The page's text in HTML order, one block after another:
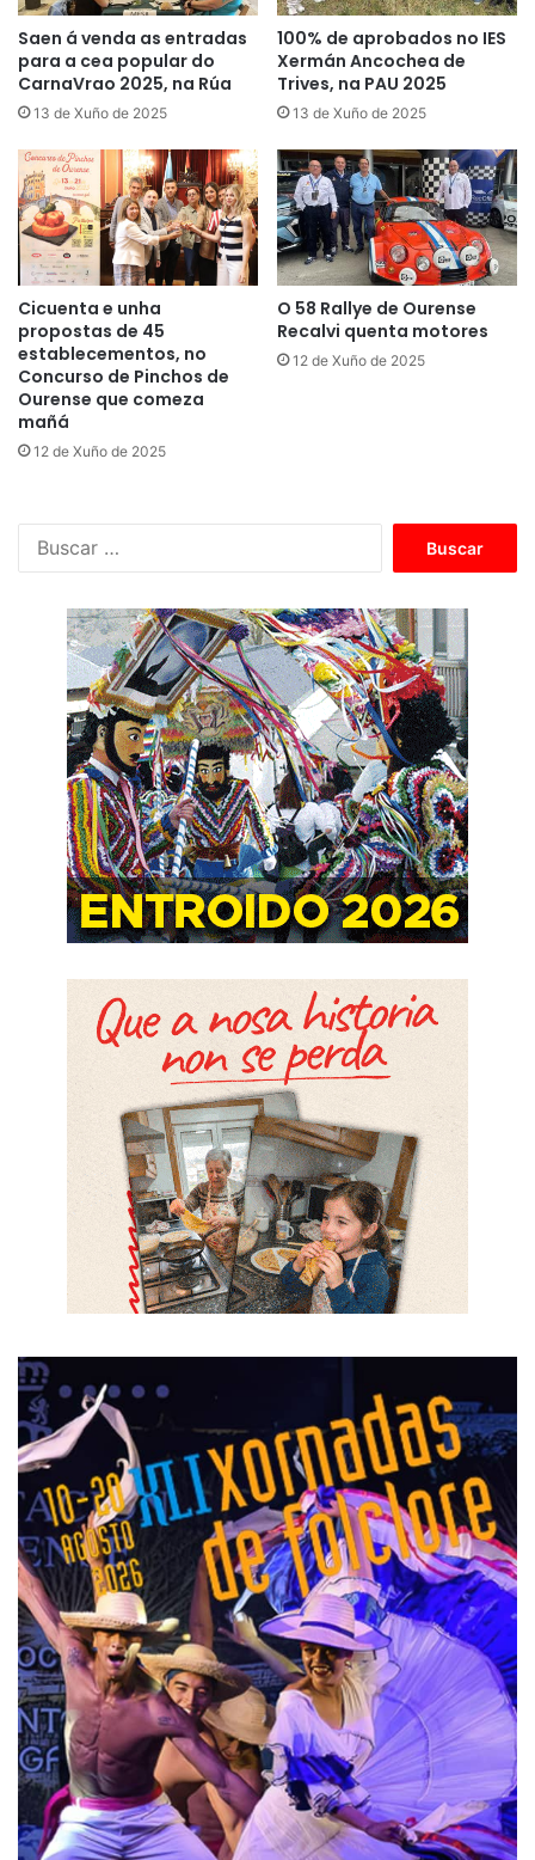
Saen á venda as entradas
para a cea popular do
CarnaVrao 2025, na Rúa
13 de Xuño de 2025
100% de aprobados no IES
Xermán Ancochea de
Trives, na PAU 2025
13 de Xuño de 2025
Cicuenta e unha
propostas de 45
establecementos, no
Concurso de Pinchos de
Ourense que comeza
mañá
12 de Xuño de 2025
O 58 Rallye de Ourense
Recalvi quenta motores
12 de Xuño de 2025
c
a
r
: